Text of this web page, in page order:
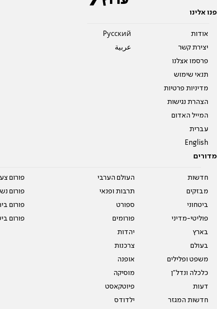
פנו אלינו
אודות
יצירת קשר
פרסמו אצלנו
תנאי שימוש
מדיניות פרטיות
הצהרת נגישות
המייל האדום
עברית
English
Pусский
عربية
מדורים
חדשות
מבזקים
ביטחוני
פוליטי-מדיני
בארץ
בעולם
משפט ופלילים
כלכלה ונדל"ן
דעות
חדשות המגזר
העולם הערבי
תרבות ופנאי
ספורט
פורומים
יהדות
צרכנות
אופנה
מוסיקה
פיוטקאסט
ילדודס
פורום
פורום
פורום
פורום